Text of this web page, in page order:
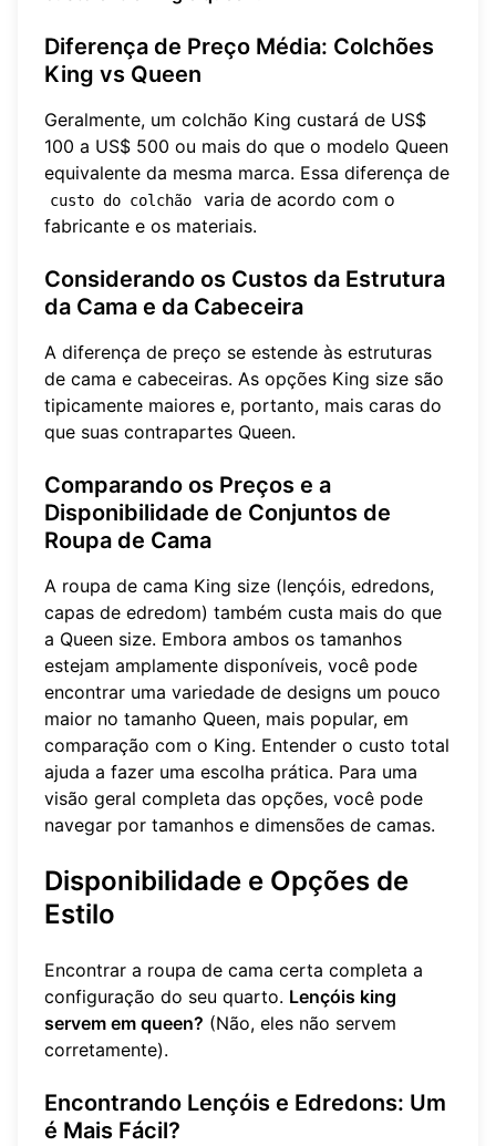
Diferença de Preço Média: Colchões
King vs Queen
Geralmente, um colchão King custará de US$
100 a US$ 500 ou mais do que o modelo Queen
equivalente da mesma marca. Essa diferença de
custo do colchão
varia de acordo com o
fabricante e os materiais.
Considerando os Custos da Estrutura
da Cama e da Cabeceira
A diferença de preço se estende às estruturas
de cama e cabeceiras. As opções King size são
tipicamente maiores e, portanto, mais caras do
que suas contrapartes Queen.
Comparando os Preços e a
Disponibilidade de Conjuntos de
Roupa de Cama
A roupa de cama King size (lençóis, edredons,
capas de edredom) também custa mais do que
a Queen size. Embora ambos os tamanhos
estejam amplamente disponíveis, você pode
encontrar uma variedade de designs um pouco
maior no tamanho Queen, mais popular, em
comparação com o King. Entender o custo total
ajuda a fazer uma escolha prática. Para uma
visão geral completa das opções, você pode
navegar por tamanhos e dimensões de camas.
Disponibilidade e Opções de
Estilo
Encontrar a roupa de cama certa completa a
configuração do seu quarto. Lençóis king
servem em queen? (Não, eles não servem
corretamente).
Encontrando Lençóis e Edredons: Um
é Mais Fácil?